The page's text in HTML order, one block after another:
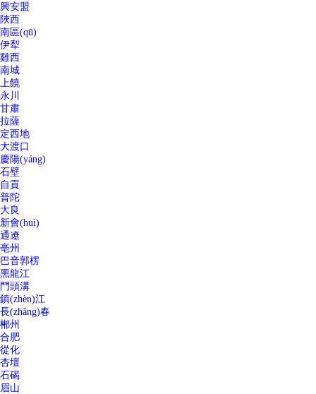
興安盟
陜西
南區(qū)
伊犁
雞西
南城
上饒
永川
甘肅
拉薩
定西地
大渡口
慶陽(yáng)
石壁
自貢
普陀
大良
新會(huì)
通遼
亳州
巴音郭楞
黑龍江
門頭溝
鎮(zhèn)江
長(zhǎng)春
郴州
合肥
從化
杏壇
石碣
眉山